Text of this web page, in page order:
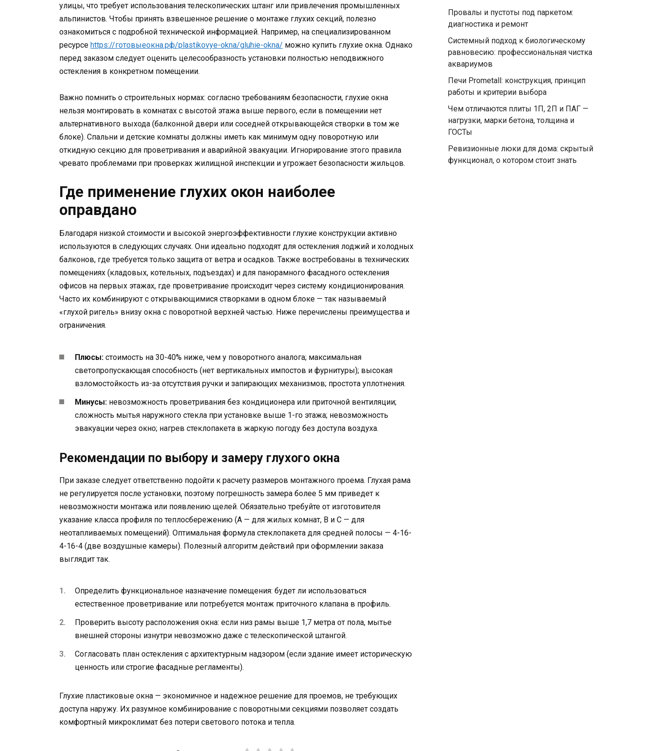
улицы, что требует использования телескопических штанг или привлечения промышленных
альпинистов. Чтобы принять взвешенное решение о монтаже глухих секций, полезно
ознакомиться с подробной технической информацией. Например, на специализированном
ресурсе https://готовыеокна.рф/plastikovye-okna/gluhie-okna/ можно купить глухие окна. Однако
перед заказом следует оценить целесообразность установки полностью неподвижного
остекления в конкретном помещении.
Важно помнить о строительных нормах: согласно требованиям безопасности, глухие окна
нельзя монтировать в комнатах с высотой этажа выше первого, если в помещении нет
альтернативного выхода (балконной двери или соседней открывающейся створки в том же
блоке). Спальни и детские комнаты должны иметь как минимум одну поворотную или
откидную секцию для проветривания и аварийной эвакуации. Игнорирование этого правила
чревато проблемами при проверках жилищной инспекции и угрожает безопасности жильцов.
Где применение глухих окон наиболее
оправдано
Благодаря низкой стоимости и высокой энергоэффективности глухие конструкции активно
используются в следующих случаях. Они идеально подходят для остекления лоджий и холодных
балконов, где требуется только защита от ветра и осадков. Также востребованы в технических
помещениях (кладовых, котельных, подъездах) и для панорамного фасадного остекления
офисов на первых этажах, где проветривание происходит через систему кондиционирования.
Часто их комбинируют с открывающимися створками в одном блоке — так называемый
«глухой ригель» внизу окна с поворотной верхней частью. Ниже перечислены преимущества и
ограничения.
Плюсы: стоимость на 30-40% ниже, чем у поворотного аналога; максимальная
светопропускающая способность (нет вертикальных импостов и фурнитуры); высокая
взломостойкость из-за отсутствия ручки и запирающих механизмов; простота уплотнения.
Минусы: невозможность проветривания без кондиционера или приточной вентиляции;
сложность мытья наружного стекла при установке выше 1-го этажа; невозможность
эвакуации через окно; нагрев стеклопакета в жаркую погоду без доступа воздуха.
Рекомендации по выбору и замеру глухого окна
При заказе следует ответственно подойти к расчету размеров монтажного проема. Глухая рама
не регулируется после установки, поэтому погрешность замера более 5 мм приведет к
невозможности монтажа или появлению щелей. Обязательно требуйте от изготовителя
указание класса профиля по теплосбережению (А — для жилых комнат, В и С — для
неотапливаемых помещений). Оптимальная формула стеклопакета для средней полосы — 4-16-
4-16-4 (две воздушные камеры). Полезный алгоритм действий при оформлении заказа
выглядит так.
Определить функциональное назначение помещения: будет ли использоваться
естественное проветривание или потребуется монтаж приточного клапана в профиль.
Проверить высоту расположения окна: если низ рамы выше 1,7 метра от пола, мытье
внешней стороны изнутри невозможно даже с телескопической штангой.
Согласовать план остекления с архитектурным надзором (если здание имеет историческую
ценность или строгие фасадные регламенты).
Глухие пластиковые окна — экономичное и надежное решение для проемов, не требующих
доступа наружу. Их разумное комбинирование с поворотными секциями позволяет создать
комфортный микроклимат без потери светового потока и тепла.
Провалы и пустоты под паркетом:
диагностика и ремонт
Системный подход к биологическому
равновесию: профессиональная чистка
аквариумов
Печи Prometall: конструкция, принцип
работы и критерии выбора
Чем отличаются плиты 1П, 2П и ПАГ —
нагрузки, марки бетона, толщина и
ГОСТы
Ревизионные люки для дома: скрытый
функционал, о котором стоит знать